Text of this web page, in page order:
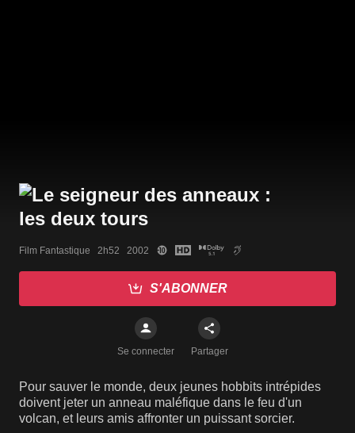
Film Fantastique   2h52   2002
S'ABONNER
Se connecter Partager
Pour sauver le monde, deux jeunes hobbits intrépides
doivent jeter un anneau maléfique dans le feu d'un
volcan, et leurs amis affronter un puissant sorcier.